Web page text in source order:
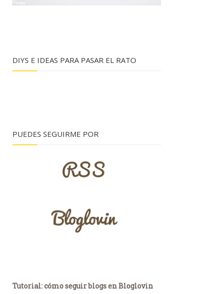
DIYS E IDEAS PARA PASAR EL RATO
PUEDES SEGUIRME POR
Tutorial: cómo seguir blogs en Bloglovin